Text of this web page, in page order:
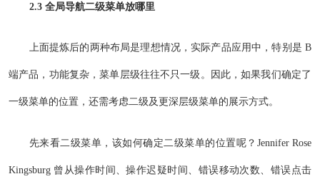
2.3 全局导航二级菜单放哪里
上面提炼后的两种布局是理想情况，实际产品应用中，特别是 B
端产品，功能复杂，菜单层级往往不只一级。因此，如果我们确定了
一级菜单的位置，还需考虑二级及更深层级菜单的展示方式。
先来看二级菜单，该如何确定二级菜单的位置呢？Jennifer Rose
Kingsburg 曾从操作时间、操作迟疑时间、错误移动次数、错误点击